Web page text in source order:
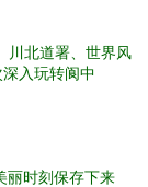
川北道署、世界风
入玩转阆中
丽时刻保存下来